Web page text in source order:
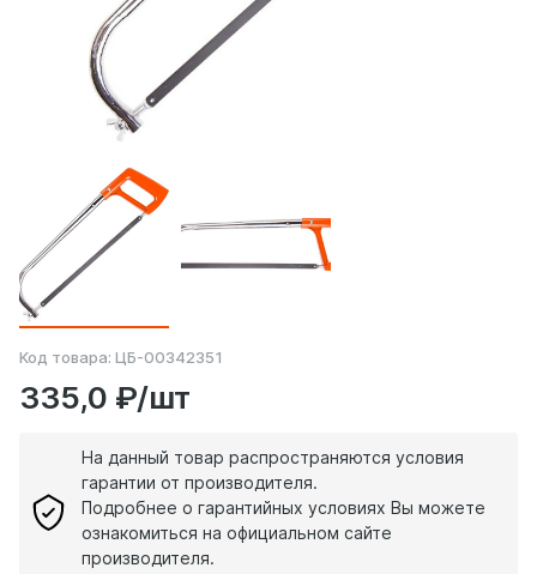
Код товара: ЦБ-00342351
335,0 ₽/шт
На данный товар распространяются условия
гарантии от производителя.
Подробнее о гарантийных условиях Вы можете
ознакомиться на официальном сайте
производителя.